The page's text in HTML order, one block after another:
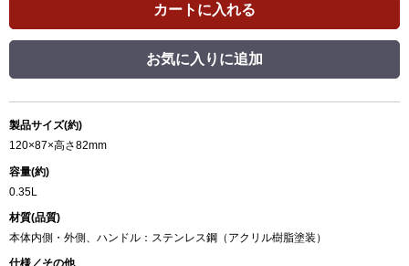
カートに入れる
お気に入りに追加
製品サイズ(約)
120×87×高さ82mm
容量(約)
0.35L
材質(品質)
本体内側・外側、ハンドル：ステンレス鋼（アクリル樹脂塗装）
仕様／その他